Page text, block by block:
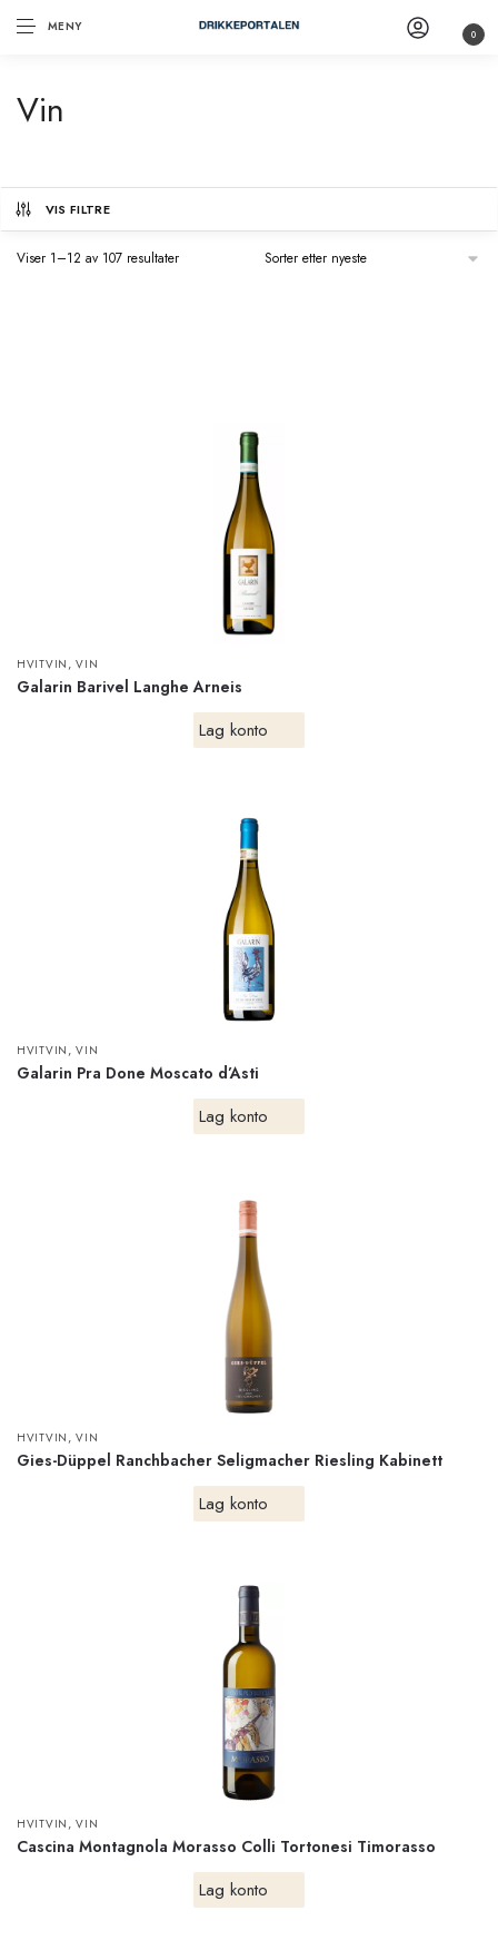
MENY 0
Vin
VIS FILTRE
Viser 1–12 av 107 resultater
HVITVIN ,VIN
Galarin Barivel Langhe Arneis
Lag konto
HVITVIN ,VIN
Galarin Pra Done Moscato d’Asti
Lag konto
HVITVIN ,VIN
Gies-Düppel Ranchbacher Seligmacher Riesling Kabinett
Lag konto
HVITVIN ,VIN
Cascina Montagnola Morasso Colli Tortonesi Timorasso
Lag konto